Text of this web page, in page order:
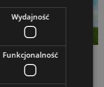
w praktyce
Wydajność
Funkcjonalność